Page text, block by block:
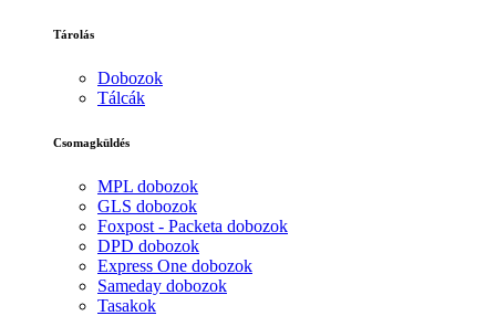
Tárolás
Dobozok
Tálcák
Csomagküldés
MPL dobozok
GLS dobozok
Foxpost - Packeta dobozok
DPD dobozok
Express One dobozok
Sameday dobozok
Tasakok